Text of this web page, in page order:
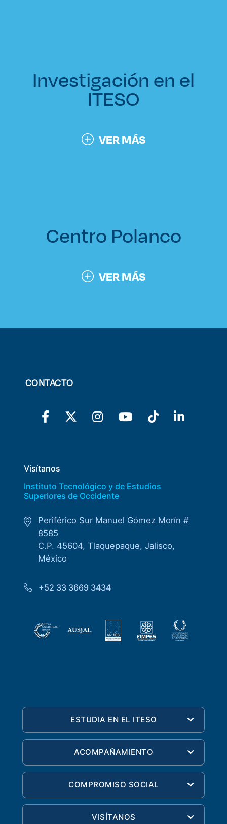
Investigación en el
ITESO
VER MÁS
Centro Polanco
VER MÁS
CONTACTO
Visítanos
Instituto Tecnológico y de Estudios
Superiores de Occidente
Periférico Sur Manuel Gómez Morín #
8585
C.P. 45604, Tlaquepaque, Jalisco,
México
+52 33 3669 3434
ESTUDIA EN EL ITESO
ACOMPAÑAMIENTO
COMPROMISO SOCIAL
VISÍTANOS